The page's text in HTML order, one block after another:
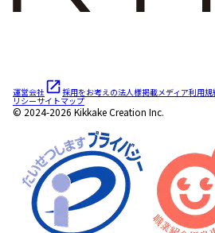
運営会社 採用をお考えの法人様掲載メディア利用規
リシーサイトマップ
© 2024-2026 Kikkake Creation Inc.